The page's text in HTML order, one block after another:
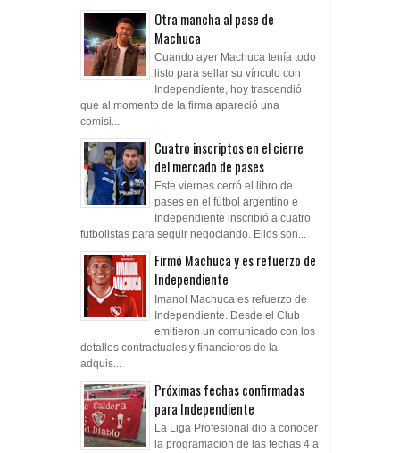
Otra mancha al pase de
Machuca
Cuando ayer Machuca tenía todo
listo para sellar su vínculo con
Independiente, hoy trascendió
que al momento de la firma apareció una
comisi...
Cuatro inscriptos en el cierre
del mercado de pases
Este viernes cerró el libro de
pases en el fútbol argentino e
Independiente inscribió a cuatro
futbolistas para seguir negociando. Ellos son...
Firmó Machuca y es refuerzo de
Independiente
Imanol Machuca es refuerzo de
Independiente. Desde el Club
emitieron un comunicado con los
detalles contractuales y financieros de la
adquis...
Próximas fechas confirmadas
para Independiente
La Liga Profesional dio a conocer
la programacion de las fechas 4 a